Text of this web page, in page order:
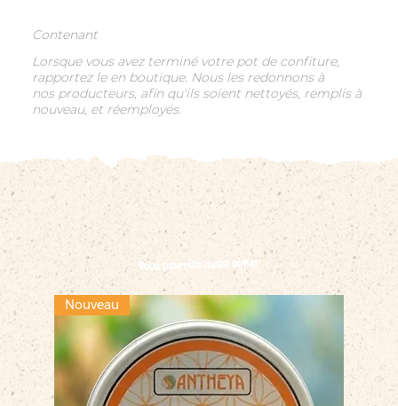
Contenant
Lorsque vous avez terminé votre pot de confiture,
rapportez le en boutique. Nous les redonnons à
nos producteurs, afin qu'ils soient nettoyés, remplis à
nouveau, et réemployés.
Vous pourriez aussi aimer
Nouveau